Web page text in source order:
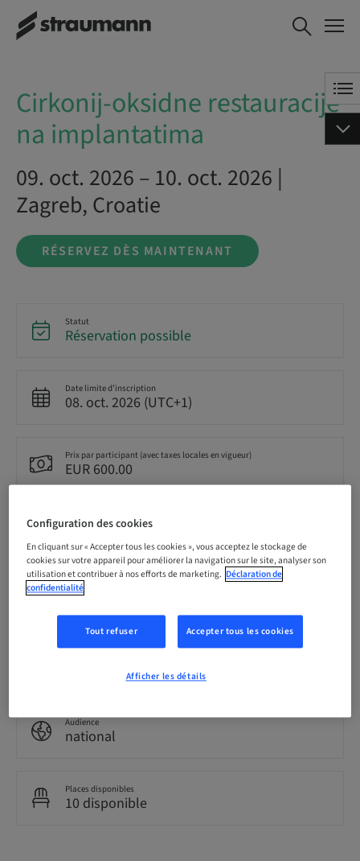
Cirkonij-oksidne
restauracije na
Cirkonij-oksidne restauracije
na implantatima
09. oct. 2026 – 10. oct. 2026 |
Zagreb, Croatie
RÉSERVEZ DÈS MAINTENANT
Statut
Réservation possible
Date limite d’inscription
08. oct. 2026 (UTC+1)
Prix par participant (avec taxes locales en vigueur)
EUR 600.00
Langue
Points
Cours théorique en classe
Audience
national
Places disponibles
10 disponible
Configuration des cookies
En cliquant sur « Accepter tous les cookies », vous acceptez le stockage de
cookies sur votre appareil pour améliorer la navigation sur le site, analyser son
utilisation et contribuer à nos efforts de marketing. Déclaration de
confidentialité
Tout refuser Accepter tous les cookies
Afficher les détails